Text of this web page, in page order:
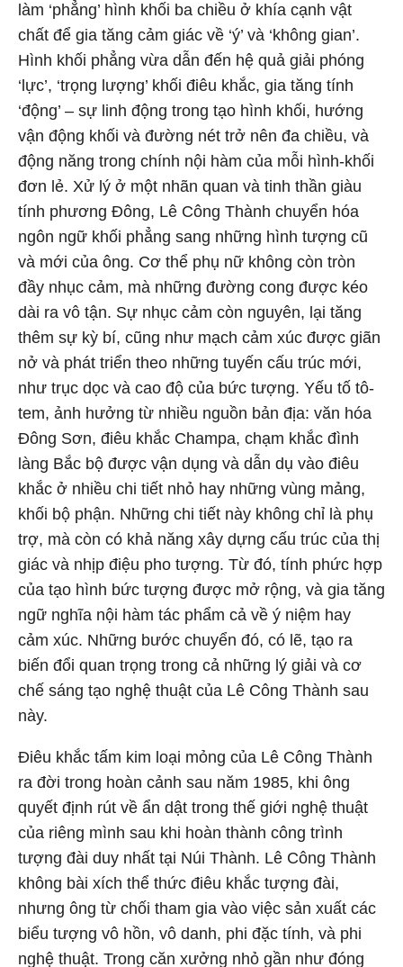
làm ‘phẳng’ hình khối ba chiều ở khía cạnh vật
chất để gia tăng cảm giác về ‘ý’ và ‘không gian’.
Hình khối phẳng vừa dẫn đến hệ quả giải phóng
‘lực’, ‘trọng lượng’ khối điêu khắc, gia tăng tính
‘động’ – sự linh động trong tạo hình khối, hướng
vận động khối và đường nét trở nên đa chiều, và
động năng trong chính nội hàm của mỗi hình-khối
đơn lẻ. Xử lý ở một nhãn quan và tinh thần giàu
tính phương Đông, Lê Công Thành chuyển hóa
ngôn ngữ khối phẳng sang những hình tượng cũ
và mới của ông. Cơ thể phụ nữ không còn tròn
đầy nhục cảm, mà những đường cong được kéo
dài ra vô tận. Sự nhục cảm còn nguyên, lại tăng
thêm sự kỳ bí, cũng như mạch cảm xúc được giãn
nở và phát triển theo những tuyến cấu trúc mới,
như trục dọc và cao độ của bức tượng. Yếu tố tô-
tem, ảnh hưởng từ nhiều nguồn bản địa: văn hóa
Đông Sơn, điêu khắc Champa, chạm khắc đình
làng Bắc bộ được vận dụng và dẫn dụ vào điêu
khắc ở nhiều chi tiết nhỏ hay những vùng mảng,
khối bộ phận. Những chi tiết này không chỉ là phụ
trợ, mà còn có khả năng xây dựng cấu trúc của thị
giác và nhịp điệu pho tượng. Từ đó, tính phức hợp
của tạo hình bức tượng được mở rộng, và gia tăng
ngữ nghĩa nội hàm tác phẩm cả về ý niệm hay
cảm xúc. Những bước chuyển đó, có lẽ, tạo ra
biến đổi quan trọng trong cả những lý giải và cơ
chế sáng tạo nghệ thuật của Lê Công Thành sau
này.
Điêu khắc tấm kim loại mỏng của Lê Công Thành
ra đời trong hoàn cảnh sau năm 1985, khi ông
quyết định rút về ẩn dật trong thế giới nghệ thuật
của riêng mình sau khi hoàn thành công trình
tượng đài duy nhất tại Núi Thành. Lê Công Thành
không bài xích thể thức điêu khắc tượng đài,
nhưng ông từ chối tham gia vào việc sản xuất các
biểu tượng vô hồn, vô danh, phi đặc tính, và phi
nghệ thuật. Trong căn xưởng nhỏ gần như đóng